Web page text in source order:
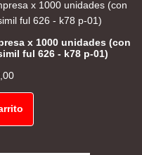
x 1000 unidades (con
ful 626 - k78 p-01)